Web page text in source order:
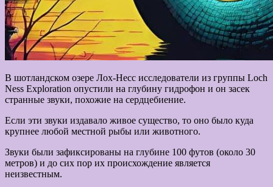
В шотландском озере Лох-Несс исследователи из группы Loch
Ness Exploration опустили на глубину гидрофон и он засек
странные звуки, похожие на сердцебиение.
Если эти звуки издавало живое существо, то оно было куда
крупнее любой местной рыбы или животного.
Звуки были зафиксированы на глубине 100 футов (около 30
метров) и до сих пор их происхождение является
неизвестным.